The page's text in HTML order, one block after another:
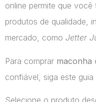
online permite que
produtos de qualidade,
mercado, como Jetter
Para comprar maconha
confiável, siga este